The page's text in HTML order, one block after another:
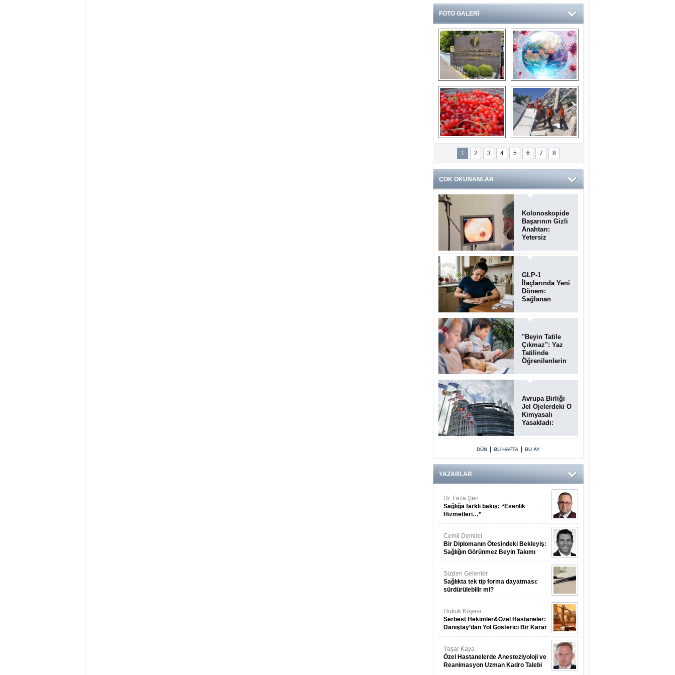
FOTO GALERİ
Ve burası da bir
devlet hastanesi
14 soruda
Koronavirüs
hakkında kendinizi
test edin...
Gilaburu meyvesi
kanserden koruyor
Endonezya’daki
deprem: Ölü sayısı
bin 203'e yükseldi
1 2 3 4 5 6 7 8
ÇOK OKUNANLAR
Kolonoskopide
Başarının Gizli
Anahtarı:
Yetersiz
Temizliği
Poliplerin
Kaçmasına
Neden Oluyor
GLP-1
İlaçlarında Yeni
Dönem:
Sağlanan
Yalnızca Kilo
Kaybıyla Sınırlı
"Beyin Tatile
Çıkmaz": Yaz
Tatilinde
Öğrenilenlerin
Unutulabiliyor
Avrupa Birliği
Jel Ojelerdeki O
Kimyasalı
Yasakladı:
Riski Uyarısı
DÜN BU HAFTA BU AY
YAZARLAR
Dr. Feza Şen
Sağlığa farklı bakış; “Esenlik
Hizmetleri…”
Cemil Demirci
Bir Diplomanın Ötesindeki Bekleyiş:
Sağlığın Görünmez Beyin Takımı
Sizden Gelenler
Sağlıkta tek tip forma dayatması:
sürdürülebilir mi?
Hukuk Köşesi
Serbest Hekimler&Özel Hastaneler:
Danıştay’dan Yol Gösterici Bir Karar
Yaşar Kaya
Özel Hastanelerde Anesteziyoloji ve
Reanimasyon Uzman Kadro Talebi